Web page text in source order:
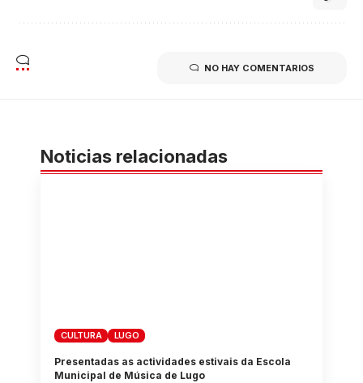
NO HAY COMENTARIOS
Noticias relacionadas
CULTURA LUGO
Presentadas as actividades estivais da Escola
Municipal de Música de Lugo